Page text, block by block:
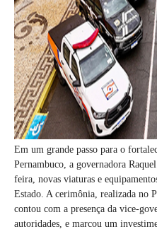
Em um grande passo para o
Pernambuco, a governadora
feira, novas viaturas e
Estado. A cerimônia, realizada no
contou com a presença da vice-
autoridades, e marcou um